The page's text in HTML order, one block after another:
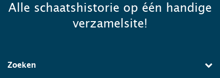
Alle schaatshistorie op één handige
verzamelsite!
Zoeken